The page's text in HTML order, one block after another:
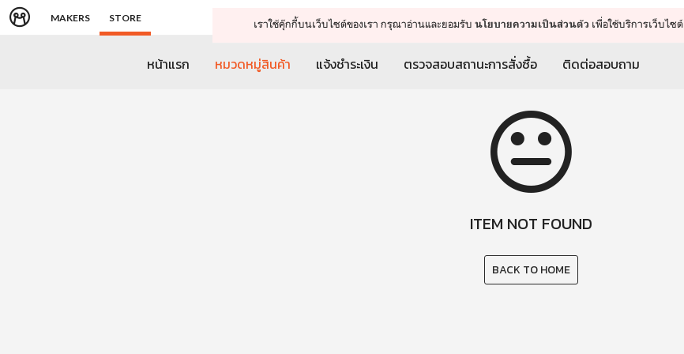
จัดการรถเข็น ดำเนินการต่อ
MAKERS STORE เราใช้คุ๊กกี้บนเว็บไซต์ของเรา กรุณาอ่านและยอมรับนโยบายความเป็นส่วนตัว เพื่อใช้บริการเว็บไซต์
หน้าแรก หมวดหมู่สินค้า แจ้งชำระเงิน ตรวจสอบสถานะการสั่งซื้อ ติดต่อสอบถาม
ITEM NOT FOUND
BACK TO HOME